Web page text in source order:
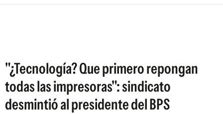
ARGENTINA
"¿Tecnología? Que primero repongan
todas las impresoras": sindicato
desmintió al presidente del BPS